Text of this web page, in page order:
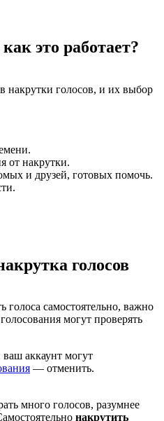
это работает?
накрутки голосов, и их выбор
от накрутки.
и друзей, готовых помочь.
голосов
голоса самостоятельно, важно
могут проверять
аккаунт могут
— отменить.
много голосов, разумнее
накрутить